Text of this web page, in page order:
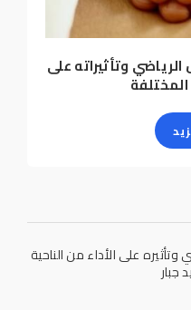
وتأثيراته على
على الأداء من الناحية
جبار